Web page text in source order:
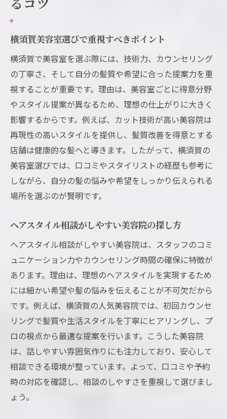
横須賀美容室選びで重視すべきポイント
横須賀で美容室を選ぶ際には、技術力、カウンセリング
の丁寧さ、そして自分の髪質や希望に合った提案力を重
視することが重要です。理由は、美容室ごとに得意分野
やスタイル提案が異なるため、理想の仕上がりに大きく
影響するからです。例えば、カット技術が高い美容院は
再現性の高いスタイルを提供し、髪質改善を得意とする
店舗は健康的な髪へと導きます。したがって、横須賀の
美容室選びでは、口コミやスタイリストの経歴も参考に
しながら、自分の髪の悩みや希望をしっかり伝えられる
場所を選ぶのが賢明です。
ヘアスタイル相談がしやすい美容院の探し方
ヘアスタイル相談がしやすい美容院は、スタッフのコミ
ュニケーション力やカウンセリング時間の確保に特徴が
あります。理由は、理想のヘアスタイルを実現するため
には細かい希望や髪の悩みを伝えることが不可欠だから
です。例えば、横須賀の人気美容院では、初回カウンセ
リングで髪質や生活スタイルを丁寧にヒアリングし、プ
ロの視点から最適な提案を行います。こうした美容院
は、話しやすい雰囲気作りにも注力しており、安心して
相談できる環境が整っています。よって、口コミや予約
時の対応を確認し、相談のしやすさを重視して選びまし
ょう。